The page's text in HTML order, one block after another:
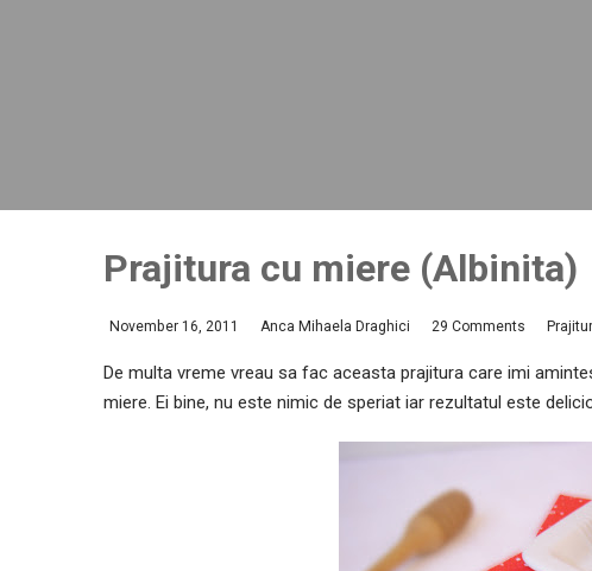
Prajitura cu miere (Albinita)
November 16, 2011 Anca Mihaela Draghici 29 Comments
De multa vreme vreau sa fac aceasta prajitura care imi
miere. Ei bine, nu este nimic de speriat iar rezultatul este